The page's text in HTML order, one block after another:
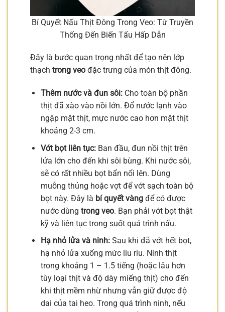
Bí Quyết Nấu Thịt Đông Trong Veo: Từ Truyền
Thống Đến Biến Tấu Hấp Dẫn
Đây là bước quan trọng nhất để tạo nên lớp
thạch trong veo đặc trưng của món thịt đông.
Thêm nước và đun sôi:Cho toàn bộ phần
thịt đã xào vào nồi lớn. Đổ nước lạnh vào
ngập mặt thịt, mực nước cao hơn mặt thịt
khoảng 2-3 cm.
Vớt bọt liên tục:Ban đầu, đun nồi thịt trên
lửa lớn cho đến khi sôi bùng. Khi nước sôi,
sẽ có rất nhiều bọt bẩn nổi lên. Dùng
muỗng thủng hoặc vợt để vớt sạch toàn bộ
bọt này. Đây là bí quyết vàngđể có được
nước dùng trong veo. Bạn phải vớt bọt thật
kỹ và liên tục trong suốt quá trình nấu.
Hạ nhỏ lửa và ninh:Sau khi đã vớt hết bọt,
hạ nhỏ lửa xuống mức liu riu. Ninh thịt
trong khoảng 1 – 1.5 tiếng (hoặc lâu hơn
tùy loại thịt và độ dày miếng thịt) cho đến
khi thịt mềm nhừ nhưng vẫn giữ được độ
dai của tai heo. Trong quá trình ninh, nếu